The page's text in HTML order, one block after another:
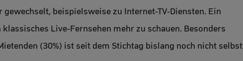
beispielsweise zu Internet-TV-Diensten. Ein
Live-Fernsehen mehr zu schauen. Besonders
(30%) ist seit dem Stichtag bislang noch nicht selbst